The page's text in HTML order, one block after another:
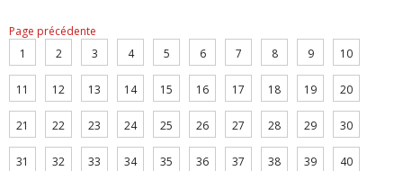
Page précédente
1
2 3 4 5 6 7 8 9 10
11 12 13 14 15 16 17 18 19 20
21 22 23 24 25 26 27 28 29 30
31 32 33 34 35 36 37 38 39 40